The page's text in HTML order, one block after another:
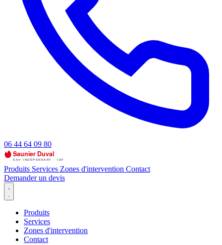
06 44 64 09 80
Produits Services Zones d'intervention Contact
Demander un devis
Produits
Services
Zones d'intervention
Contact